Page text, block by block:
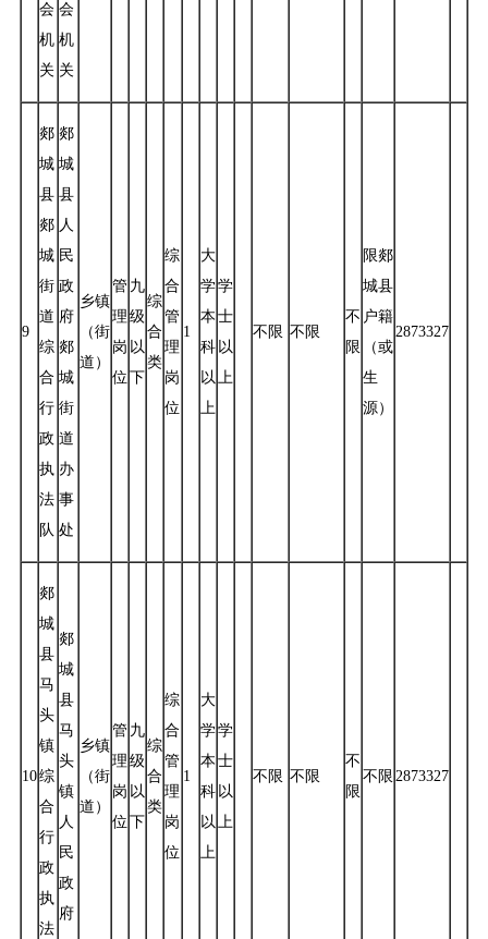
会
机
关
会
机
关
9
郯
城
县
郯
城
街
道
综
合
行
政
执
法
队
郯
城
县
人
民
政
府
郯
城
街
道
办
事
处
乡镇
（街
道）
管
理
岗
位
九
级
以
下
综
合
类
综
合
管
理
岗
位
1
大
学
本
科
以
上
学
士
以
上
不限 不限
不
限
限郯
城县
户籍
（或
生
源）
2873327
10
郯
城
县
马
头
镇
综
合
行
政
执
法
郯
城
县
马
头
镇
人
民
政
府
乡镇
（街
道）
管
理
岗
位
九
级
以
下
综
合
类
综
合
管
理
岗
位
1
大
学
本
科
以
上
学
士
以
上
不限 不限
不
限
不限 2873327